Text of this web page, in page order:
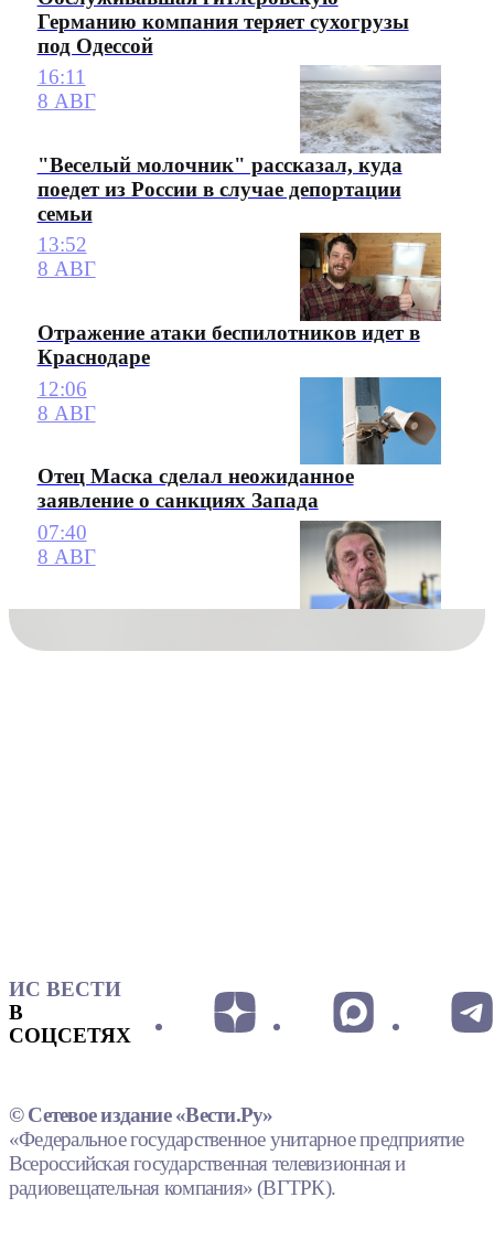
Германию компания теряет сухогрузы
под Одессой
16:11
8 АВГ
"Веселый молочник" рассказал, куда
поедет из России в случае депортации
семьи
13:52
8 АВГ
Отражение атаки беспилотников идет в
Краснодаре
12:06
8 АВГ
Отец Маска сделал неожиданное
заявление о санкциях Запада
07:40
8 АВГ
ИС ВЕСТИ
В
СОЦСЕТЯХ
© Сетевое издание «Вести.Ру»
«Федеральное государственное унитарное предприятие
Всероссийская государственная телевизионная и
радиовещательная компания» (ВГТРК).